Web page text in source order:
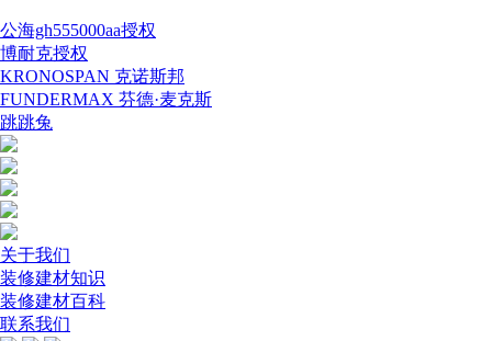
公海gh555000aa授权
博耐克授权
KRONOSPAN 克诺斯邦
FUNDERMAX 芬德·麦克斯
跳跳兔
关于我们
装修建材知识
装修建材百科
联系我们